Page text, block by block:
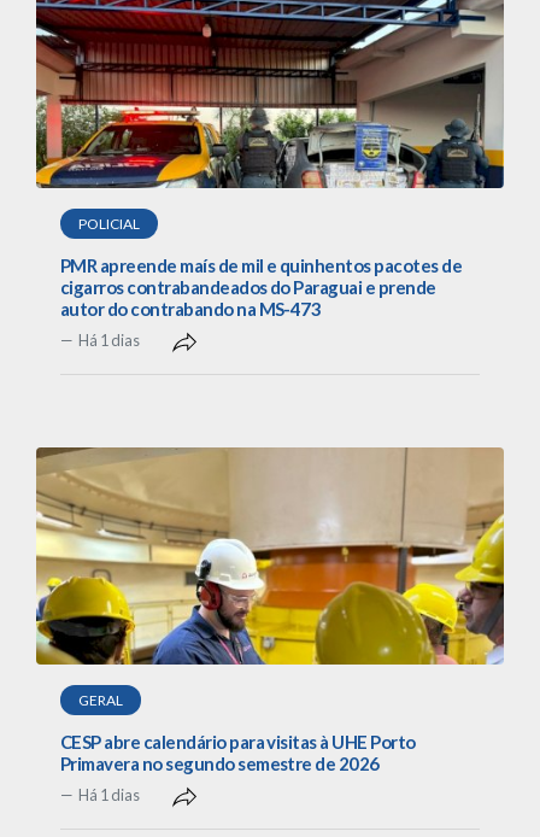
POLICIAL
PMR apreende maís de mil e quinhentos pacotes de
cigarros contrabandeados do Paraguai e prende
autor do contrabando na MS-473
Há 1 dias
GERAL
CESP abre calendário para visitas à UHE Porto
Primavera no segundo semestre de 2026
Há 1 dias